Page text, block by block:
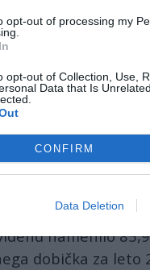
opt-out of processing my
opt-out of Collection, Use,
Data that Is
CONFIRM
Data Deletion
predlog za
142,66 milijona
88,72 milijona
strani
druge rezerve iz
evrov pa bi se
so lani
namenilo
dobička za leto